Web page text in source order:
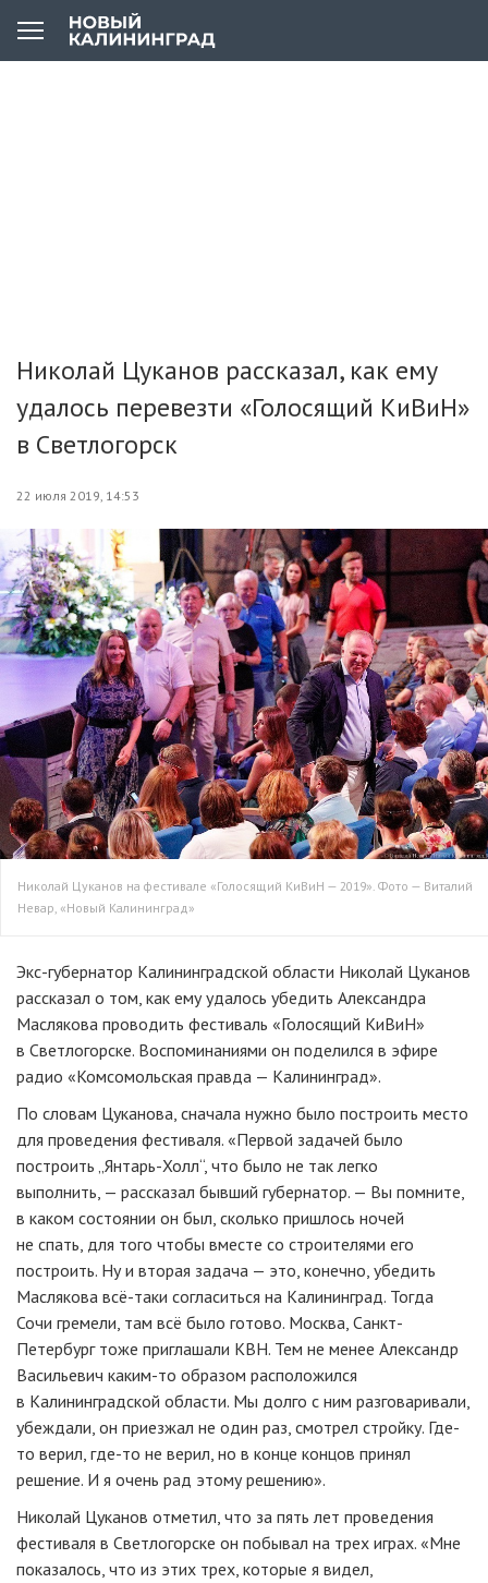
Николай Цуканов рассказал, как ему
удалось перевезти «Голосящий КиВиН»
в Светлогорск
22 июля 2019, 14:53
Николай Цуканов на фестивале «Голосящий КиВиН — 2019». Фото — Виталий
Невар, «Новый Калининград»
Экс-губернатор Калининградской области Николай Цуканов
рассказал о том, как ему удалось убедить Александра
Маслякова проводить фестиваль «Голосящий КиВиН»
в Светлогорске. Воспоминаниями он поделился в эфире
радио «Комсомольская правда — Калининград».
По словам Цуканова, сначала нужно было построить место
для проведения фестиваля. «Первой задачей было
построить „Янтарь-Холл“, что было не так легко
выполнить, — рассказал бывший губернатор. — Вы помните,
в каком состоянии он был, сколько пришлось ночей
не спать, для того чтобы вместе со строителями его
построить. Ну и вторая задача — это, конечно, убедить
Маслякова всё-таки согласиться на Калининград. Тогда
Сочи гремели, там всё было готово. Москва, Санкт-
Петербург тоже приглашали КВН. Тем не менее Александр
Васильевич каким-то образом расположился
в Калининградской области. Мы долго с ним разговаривали,
убеждали, он приезжал не один раз, смотрел стройку. Где-
то верил, где-то не верил, но в конце концов принял
решение. И я очень рад этому решению».
Николай Цуканов отметил, что за пять лет проведения
фестиваля в Светлогорске он побывал на трех играх. «Мне
показалось, что из этих трех, которые я видел,